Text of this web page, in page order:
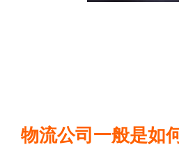
物流公司一般是如